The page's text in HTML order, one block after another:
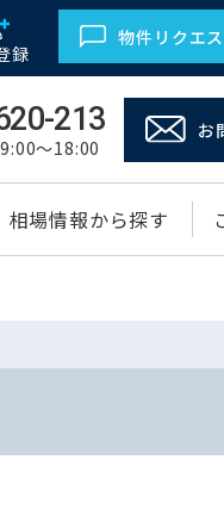
録
物件リクエ
213
9:00～18:00
お
相場情報から探す